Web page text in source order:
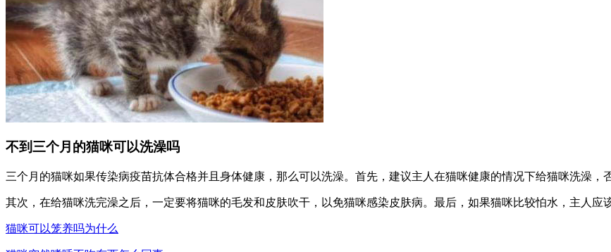
不到三个月的猫咪可以洗澡吗
三个月的猫咪如果传染病疫苗抗体合格并且身体健康，那么可以洗澡。首先，建议主人在猫咪健康的情况下给猫咪洗澡，
其次，在给猫咪洗完澡之后，一定要将猫咪的毛发和皮肤吹干，以免猫咪感染皮肤病。最后，如果猫咪比较怕水，主人应
猫咪可以笼养吗为什么